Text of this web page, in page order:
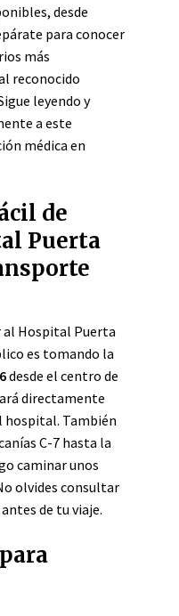
desde
para conocer
más
reconocido
leyendo y
a este
médica en
de
Puerta
al Hospital Puerta
es tomando la
desde el centro de
directamente
hospital. También
C-7 hasta la
caminar unos
olvides consultar
de tu viaje.